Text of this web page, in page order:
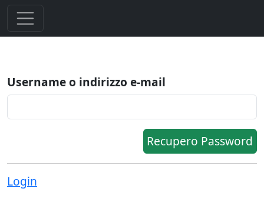
Username o indirizzo e-mail
Recupero Password
Login